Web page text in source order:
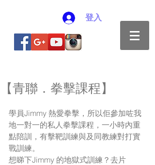
登入
【青聯．拳擊課程】
學員Jimmy 熱愛拳擊，所以佢參加咗我
地一對一的私人拳擊課程，一小時內重
點陪訓，有擊靶訓練與及同教練對打實
戰訓練。
想睇下Jimmy 的地獄式訓練？去片